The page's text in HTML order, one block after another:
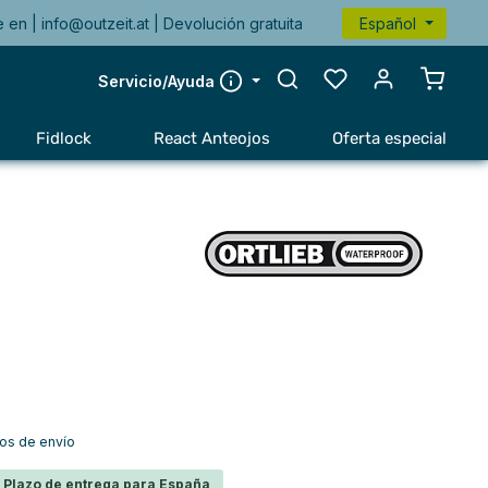
en |info@outzeit.at | Devolución gratuita Español
Servicio/Ayuda
El
Fidlock React Anteojos Oferta especial
de envío
de entrega para España